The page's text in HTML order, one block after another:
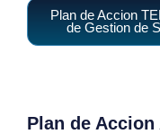
Plan de Accion
de Gestion de
Plan de Accion